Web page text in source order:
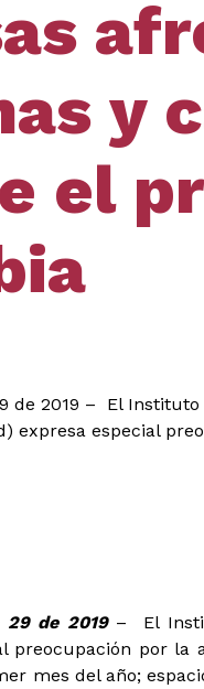
y
el
de 2019 – El
expresa especial
29 de 2019– El
preocupación por
mes del año;